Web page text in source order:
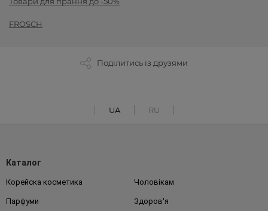
FROSCH
Поділитись із друзями
UA RU
Каталог
Корейска косметика Чоловікам
Парфуми Здоров'я